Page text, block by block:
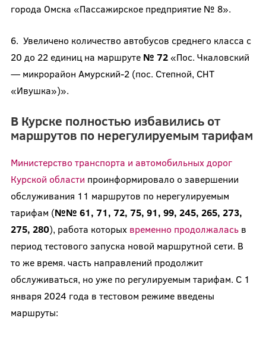
города Омска «Пассажирское предприятие № 8».
6. Увеличено количество автобусов среднего класса с
20 до 22 единиц на маршруте № 72«Пос. Чкаловский
— микрорайон Амурский-2 (пос. Степной, СНТ
«Ивушка»)».
В Курске полностью избавились от
маршрутов по нерегулируемым тарифам
Министерство транспорта и автомобильных дорог
Курской области проинформировало о завершении
обслуживания 11 маршрутов по нерегулируемым
тарифам (№№ 61, 71, 72, 75, 91, 99, 245, 265, 273,
275, 280), работа которых временно продолжаласьв
период тестового запуска новой маршрутной сети. В
то же время. часть направлений продолжит
обслуживаться, но уже по регулируемым тарифам. С 1
января 2024 года в тестовом режиме введены
маршруты: